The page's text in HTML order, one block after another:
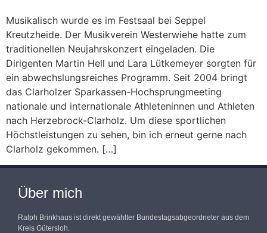
Musikalisch wurde es im Festsaal bei Seppel
Kreutzheide. Der Musikverein Westerwiehe hatte zum
traditionellen Neujahrskonzert eingeladen. Die
Dirigenten Martin Hell und Lara Lütkemeyer sorgten für
ein abwechslungsreiches Programm. Seit 2004 bringt
das Clarholzer Sparkassen-Hochsprungmeeting
nationale und internationale Athleteninnen und Athleten
nach Herzebrock-Clarholz. Um diese sportlichen
Höchstleistungen zu sehen, bin ich erneut gerne nach
Clarholz gekommen. […]
Über mich
Ralph Brinkhaus ist direkt gewählter Bundestagsabgeordneter aus dem
Kreis Gütersloh.